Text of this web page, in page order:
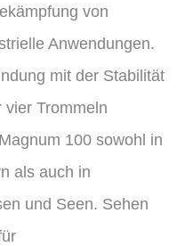
von
Anwendungen.
mit der Stabilität
vier Trommeln
100 sowohl in
als auch in
und Seen. Sehen